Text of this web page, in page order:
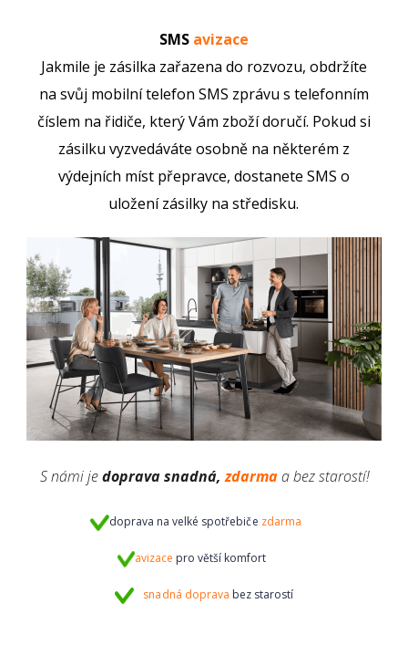
SMS avizace
Jakmile je zásilka zařazena do rozvozu, obdržíte
na svůj mobilní telefon SMS zprávu s telefonním
číslem na řidiče, který Vám zboží doručí. Pokud si
zásilku vyzvedáváte osobně na některém z
výdejních míst přepravce, dostanete SMS o
uložení zásilky na středisku.
S námi jedoprava snadná,zdarma a bez starostí!
doprava na velké spotřebiče zdarma
avizace pro větší komfort
snadná doprava bez starostí